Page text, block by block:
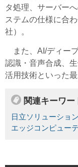
タ処理、サーバー
ステムの仕様に合
社）。
また、AI/ディー
認識・音声合成、
活用技術といった
関連キーワー
日立ソリューショ
エッジコンピュー